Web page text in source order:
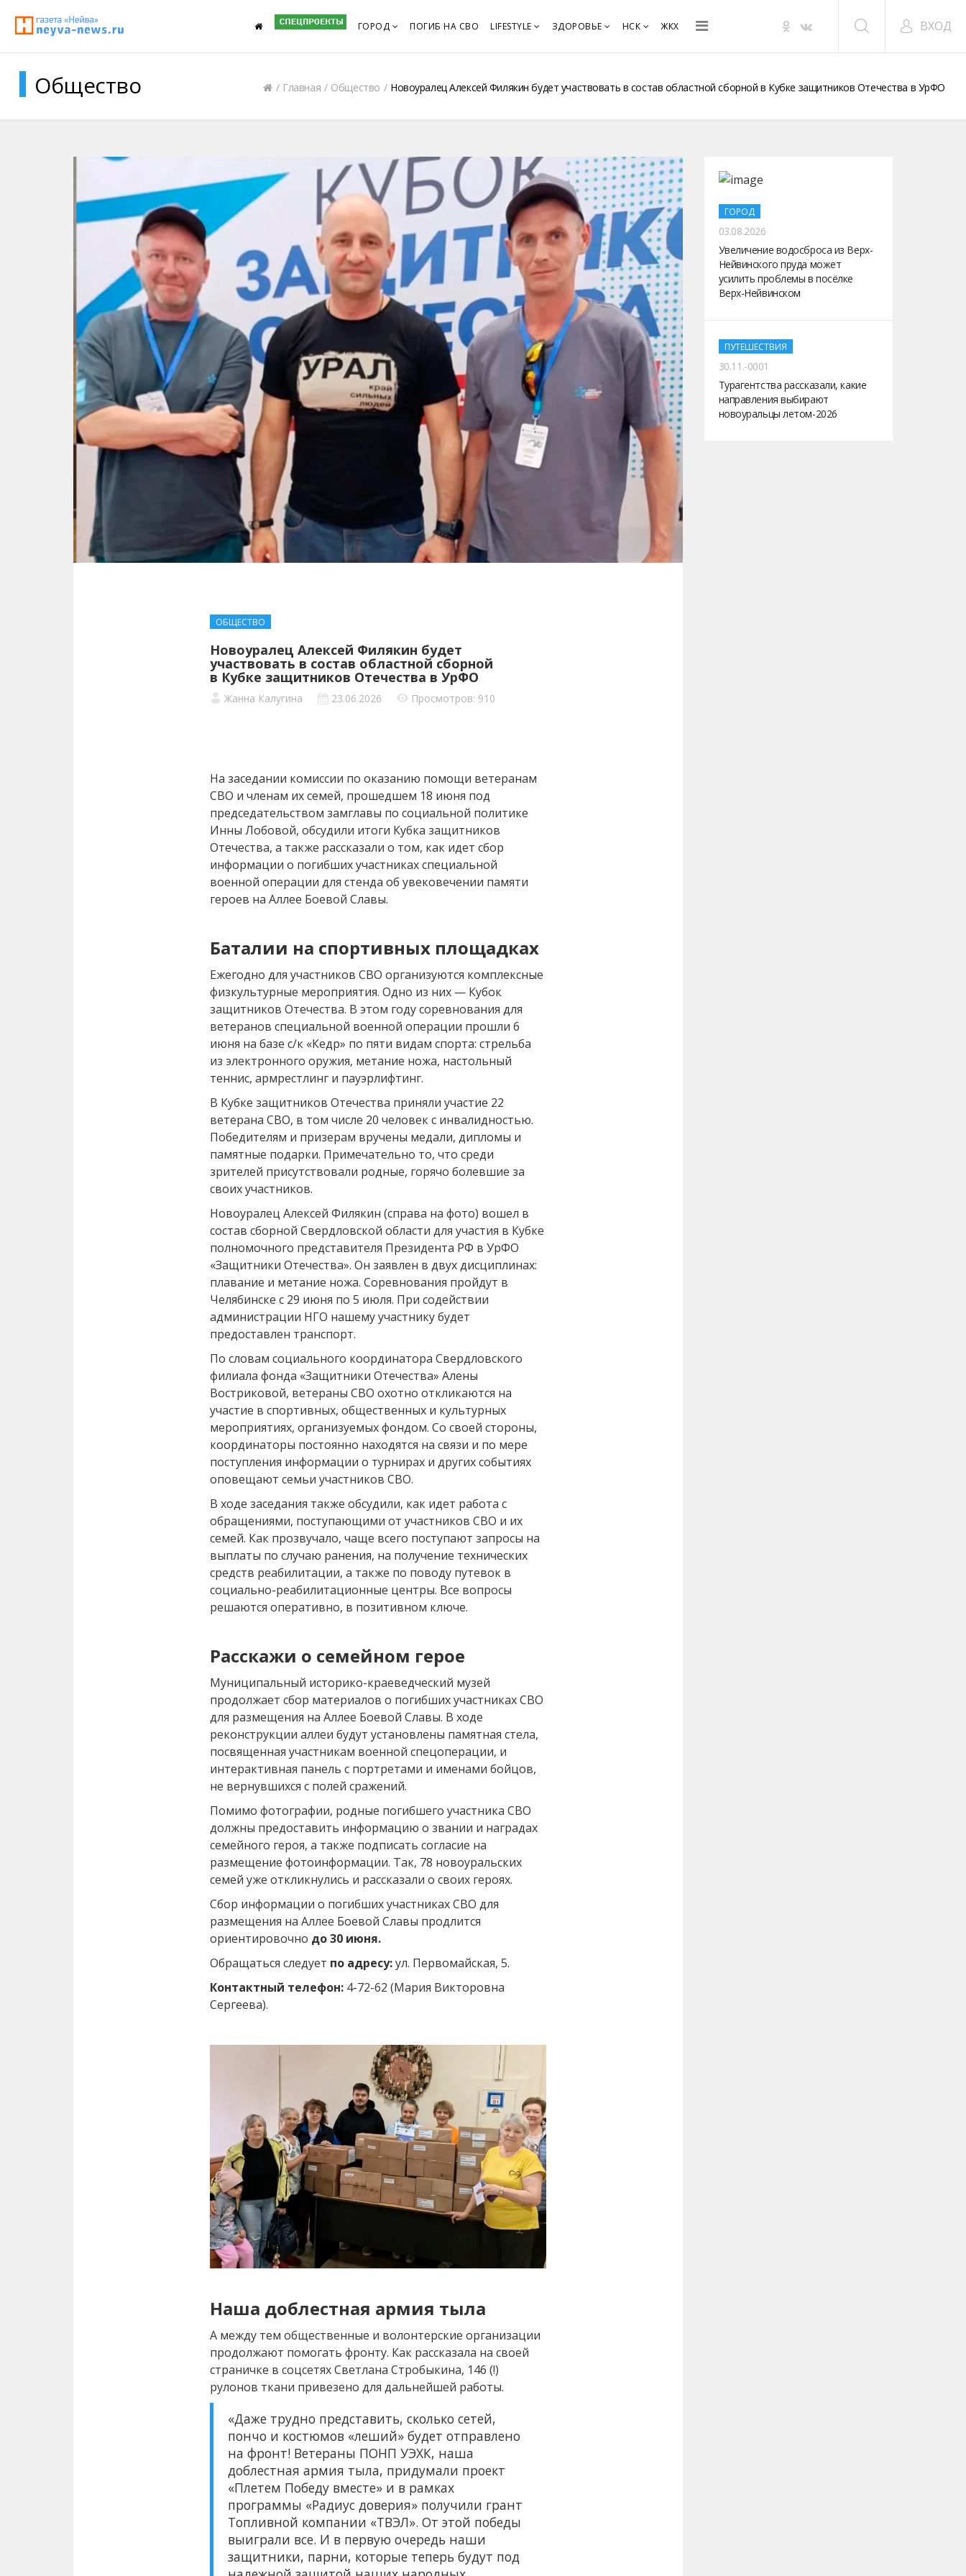
ГОРОД ПОГИБ НА СВО LIFESTYLE ЗДОРОВЬЕ НСК ЖКХ ВХОД
Общество Главная Общество Новоуралец Алексей Филякин будет участвовать в состав областной сборной в Кубке защитников Отечества в УрФО
ОБЩЕСТВО
Новоуралец Алексей Филякин будет
участвовать в состав областной сборной
в Кубке защитников Отечества в УрФО
Жанна Калугина 23.06.2026 Просмотров: 910
На заседании комиссии по оказанию помощи ветеранам
СВО и членам их семей, прошедшем 18 июня под
председательством замглавы по социальной политике
Инны Лобовой, обсудили итоги Кубка защитников
Отечества, а также рассказали о том, как идет сбор
информации о погибших участниках специальной
военной операции для стенда об увековечении памяти
героев на Аллее Боевой Славы.
Баталии на спортивных площадках
Ежегодно для участников СВО организуются комплексные
физкультурные мероприятия. Одно из них — Кубок
защитников Отечества. В этом году соревнования для
ветеранов специальной военной операции прошли 6
июня на базе с/к «Кедр» по пяти видам спорта: стрельба
из электронного оружия, метание ножа, настольный
теннис, армрестлинг и пауэрлифтинг.
В Кубке защитников Отечества приняли участие 22
ветерана СВО, в том числе 20 человек с инвалидностью.
Победителям и призерам вручены медали, дипломы и
памятные подарки. Примечательно то, что среди
зрителей присутствовали родные, горячо болевшие за
своих участников.
Новоуралец Алексей Филякин (справа на фото) вошел в
состав сборной Свердловской области для участия в Кубке
полномочного представителя Президента РФ в УрФО
«Защитники Отечества». Он заявлен в двух дисциплинах:
плавание и метание ножа. Соревнования пройдут в
Челябинске с 29 июня по 5 июля. При содействии
администрации НГО нашему участнику будет
предоставлен транспорт.
По словам социального координатора Свердловского
филиала фонда «Защитники Отечества» Алены
Востриковой, ветераны СВО охотно откликаются на
участие в спортивных, общественных и культурных
мероприятиях, организуемых фондом. Со своей стороны,
координаторы постоянно находятся на связи и по мере
поступления информации о турнирах и других событиях
оповещают семьи участников СВО.
В ходе заседания также обсудили, как идет работа с
обращениями, поступающими от участников СВО и их
семей. Как прозвучало, чаще всего поступают запросы на
выплаты по случаю ранения, на получение технических
средств реабилитации, а также по поводу путевок в
социально-реабилитационные центры. Все вопросы
решаются оперативно, в позитивном ключе.
Расскажи о семейном герое
Муниципальный историко-краеведческий музей
продолжает сбор материалов о погибших участниках СВО
для размещения на Аллее Боевой Славы. В ходе
реконструкции аллеи будут установлены памятная стела,
посвященная участникам военной спецоперации, и
интерактивная панель с портретами и именами бойцов,
не вернувшихся с полей сражений.
Помимо фотографии, родные погибшего участника СВО
должны предоставить информацию о звании и наградах
семейного героя, а также подписать согласие на
размещение фотоинформации. Так, 78 новоуральских
семей уже откликнулись и рассказали о своих героях.
Сбор информации о погибших участниках СВО для
размещения на Аллее Боевой Славы продлится
ориентировочно до 30 июня.
Обращаться следует по адресу:ул. Первомайская, 5.
Контактный телефон: 4-72-62 (Мария Викторовна
Сергеева).
Наша доблестная армия тыла
А между тем общественные и волонтерские организации
продолжают помогать фронту. Как рассказала на своей
страничке в соцсетях Светлана Стробыкина, 146 (!)
рулонов ткани привезено для дальнейшей работы.
«Даже трудно представить, сколько сетей,
пончо и костюмов «леший» будет отправлено
на фронт! Ветераны ПОНП УЭХК, наша
доблестная армия тыла, придумали проект
«Плетем Победу вместе» и в рамках
программы «Радиус доверия» получили грант
Топливной компании «ТВЭЛ». От этой победы
выиграли все. И в первую очередь наши
защитники, парни, которые теперь будут под
ГОРОД
03.08.2026
Увеличение водосброса из Верх-
Нейвинского пруда может
усилить проблемы в посёлке
Верх-Нейвинском
ПУТЕШЕСТВИЯ
30.11.-0001
Турагентства рассказали, какие
направления выбирают
новоуральцы летом-2026